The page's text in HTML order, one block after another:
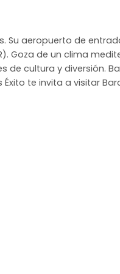
Su aeropuerto de
Goza de un clima
de cultura y diversión.
te invita a visitar